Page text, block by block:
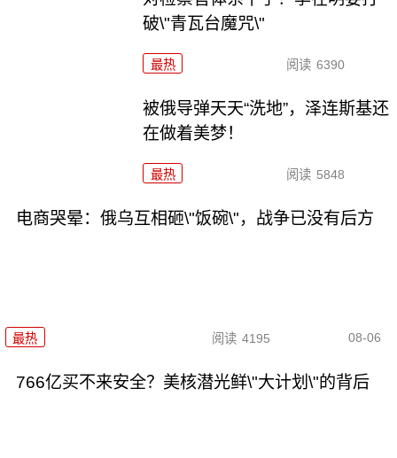
破\"青瓦台魔咒\"
最热 阅读 6390
被俄导弹天天“洗地”，泽连斯基还
在做着美梦！
最热 阅读 5848
电商哭晕：俄乌互相砸\"饭碗\"，战争已没有后方
最热 阅读 4195 08-06
766亿买不来安全？美核潜光鲜\"大计划\"的背后